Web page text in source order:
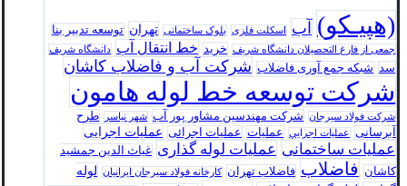
(هپیـکو) آب اسکلت فلزی بلوک ساختمانی تهران توسعه تدبير بنا
جمعی از فارغ التحصیلان دانشگاه شریف خرید خط انتقال آب دانشگاه شریف
سد شبکه جمع آوری فاضلاب شرکت آب و فاضلاب کاشان
شرکت توسعه خط لوله هامون
شرکت فولاد سيرجان شرکت مهندسین مشاور پور آب شهر نیاسر
طرح
آبرسانی
عمليات اجرايي عملیات عملیات اجرائی عملیات اجرایی
عملیات ساختمانی عملیات لوله گذاری غیاث الدین جمشید
کاشان
فاضلاب فاضلاب تهران كارخانه فولاد سيرجان ايرانيان
لوله